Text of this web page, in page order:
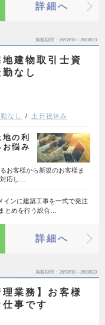
詳細へ
掲載期間 26/08/10～26/08/23
建物取引士資
なし
なし 土日祝休み
の利
悩み
客様から新規のお客様ま
応し…
インに建築工事を一式で発注
とめを行う総合…
詳細へ
掲載期間 26/08/10～26/08/23
業務】お客様
事です